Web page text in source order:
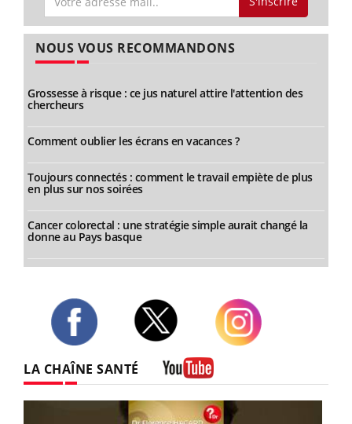
NOUS VOUS RECOMMANDONS
Grossesse à risque : ce jus naturel attire l'attention des
chercheurs
Comment oublier les écrans en vacances ?
Toujours connectés : comment le travail empiète de plus
en plus sur nos soirées
Cancer colorectal : une stratégie simple aurait changé la
donne au Pays basque
LA CHAÎNE SANTÉ